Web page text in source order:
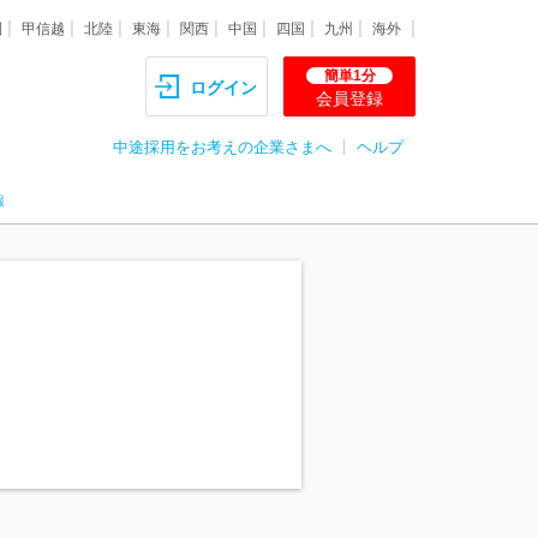
甲信越 北陸 東海 関西 中国 四国 九州 海外
ログイン
簡単1分
会員登録
中途採用をお考えの企業さまへ ヘルプ